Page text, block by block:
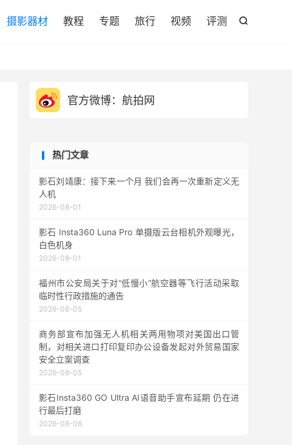

摄影器材 教程 专题 旅行 视频 评测
官方微博：航拍网
热门文章
影石刘靖康：接下来一个月 我们会再一次重新定义无
人机
2026-08-01
影石 Insta360 Luna Pro 单摄版云台相机外观曝光，
白色机身
2026-08-01
福州市公安局关于对“低慢小”航空器等飞行活动采取
临时性行政措施的通告
2026-08-05
商务部宣布加强无人机相关两用物项对美国出口管
制，对相关进口打印复印办公设备发起对外贸易国家
安全立案调查
2026-08-05
影石Insta360 GO Ultra AI语音助手宣布延期 仍在进
行最后打磨
2026-08-06